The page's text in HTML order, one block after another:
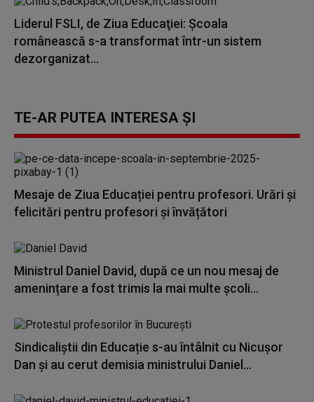
Liderul FSLI, de Ziua Educaţiei: Şcoala
românească s-a transformat într-un sistem
dezorganizat...
TE-AR PUTEA INTERESA ȘI
Mesaje de Ziua Educației pentru profesori. Urări și
felicitări pentru profesori și învățători
Ministrul Daniel David, după ce un nou mesaj de
amenințare a fost trimis la mai multe școli...
Sindicaliștii din Educație s-au întâlnit cu Nicușor
Dan și au cerut demisia ministrului Daniel...